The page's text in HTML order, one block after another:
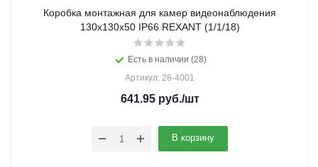
Коробка монтажная для камер видеонаблюдения
130х130х50 IP66 REXANT (1/1/18)
Есть в наличии (28)
Артикул: 28-4001
641.95руб./шт
В корзину